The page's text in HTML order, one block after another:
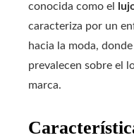
conocida como el
caracteriza por un
hacia la moda,
prevalecen sobre el
marca.